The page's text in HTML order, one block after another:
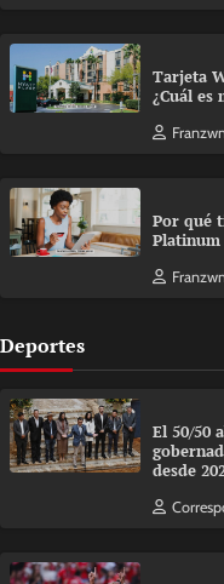
Tarjeta
¿Cuál es
Por qué
Platinum
Deportes
El 50/50
desde